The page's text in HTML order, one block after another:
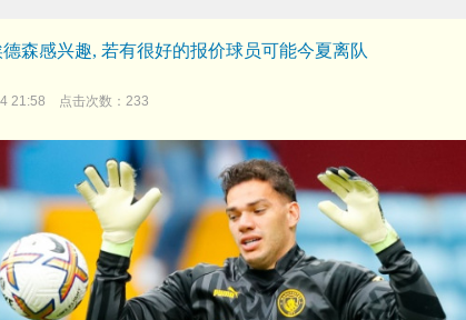
森感兴趣, 若有很好的报价球员可能今夏离队
21:58 点击次数：233